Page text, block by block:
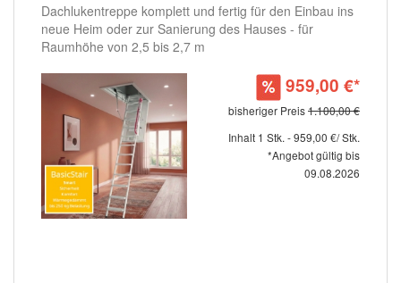
Dachlukentreppe komplett und fertig für den Einbau ins
neue Heim oder zur Sanierung des Hauses - für
Raumhöhe von 2,5 bis 2,7 m
959,00 €*
bisheriger Preis1.100,00 €
Inhalt 1 Stk. - 959,00 €/ Stk.
*Angebot gültig bis
09.08.2026